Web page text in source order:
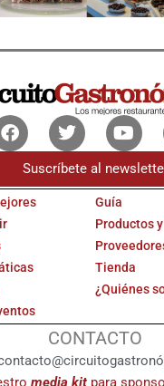
FacebookTwitter
Suscríbete al
Guía
Productos
Tienda
¿Quiénes
CONTACTO
media kitpara